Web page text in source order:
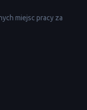
miejsc pracy za